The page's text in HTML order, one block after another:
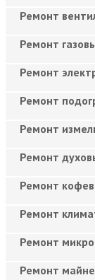
Ремонт
Ремонт
Ремонт
Ремонт
Ремонт
Ремонт
Ремонт
Ремонт
Ремонт
Ремонт